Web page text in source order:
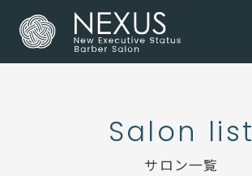
Salon list
サロン一覧